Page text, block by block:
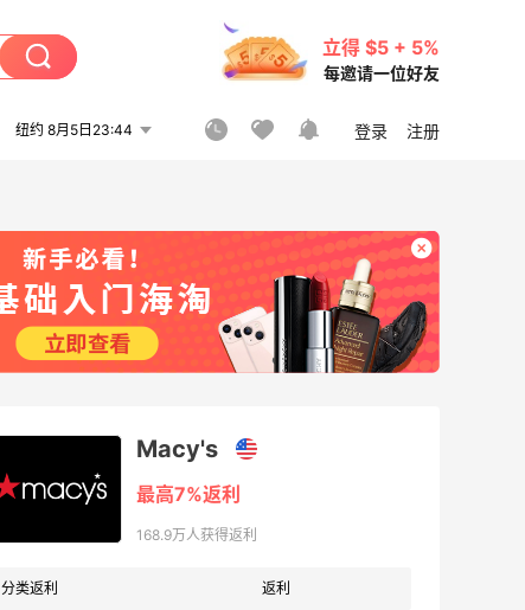
立得 $5 + 5%
每邀请一位好友
纽约 8月5日23:44 登录 注册
Macy's
最高7%返利
168.9万人获得返利
分类返利 返利